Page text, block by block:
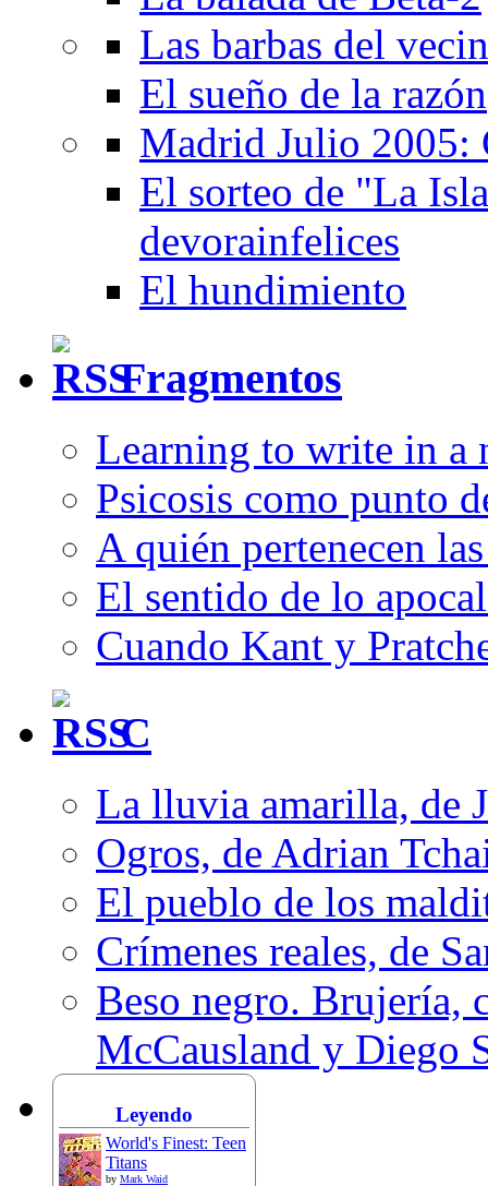
Las barbas del
El sueño de la razón
Madrid Julio 2005:
El sorteo de "La
devorainfelices
El hundimiento
Fragmentos
Learning to write in a
Psicosis como punto
A quién pertenecen
El sentido de lo
Cuando Kant y
C
La lluvia amarilla, de
Ogros, de Adrian
El pueblo de los
Crímenes reales, de
Beso negro. Brujería,
McCausland y Diego
Leyendo
World's Finest: Teen
Titans
by Mark Waid